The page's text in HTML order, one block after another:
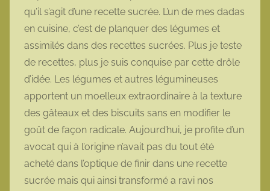
o
t
t
e
qu’il s’agit d’une recette sucrée. L’un de mes dadas
en cuisine, c’est de planquer des légumes et
assimilés dans des recettes sucrées. Plus je teste
de recettes, plus je suis conquise par cette drôle
d’idée. Les légumes et autres légumineuses
apportent un moelleux extraordinaire à la texture
des gâteaux et des biscuits sans en modifier le
goût de façon radicale. Aujourd’hui, je profite d’un
avocat qui à l’origine n’avait pas du tout été
acheté dans l’optique de finir dans une recette
sucrée mais qui ainsi transformé a ravi nos